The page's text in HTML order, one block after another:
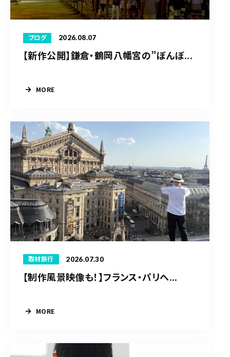
ブログ 2026.08.07
【新作公開】鎌倉・鶴岡八幡宮の”ぼんぼ...
MORE
取材旅行 2026.07.30
【制作風景映像も！】フランス・パリへ...
MORE